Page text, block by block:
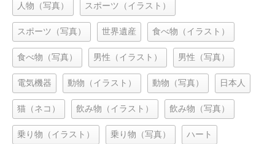
人物（写真） スポーツ（イラスト）
スポーツ（写真） 世界遺産 食べ物（イラスト）
食べ物（写真） 男性（イラスト） 男性（写真）
電気機器 動物（イラスト） 動物（写真） 日本人
猫（ネコ） 飲み物（イラスト） 飲み物（写真）
乗り物（イラスト） 乗り物（写真） ハート